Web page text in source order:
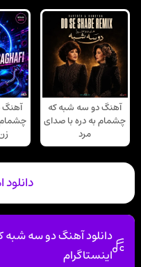
آهنگ دو سه شبه که
چشمام به دره با صدای
مرد
چشمام
دانلود آهنگ دو سه
اینستاگرام